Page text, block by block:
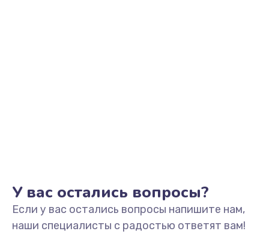
Замена электромагнитного клапана
2000 руб.
У вас остались вопросы?
Если у вас остались вопросы напишите нам,
наши специалисты с радостью ответят вам!